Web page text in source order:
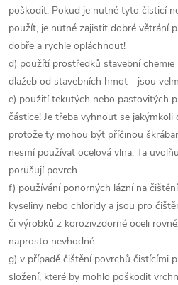
poškodit. Pokud je nutné tyto čisticí
použít, je nutné zajistit dobré větrání
dobře a rychle opláchnout!
d) použítí prostředků stavební
dlažeb od stavebních hmot - jsou
e) použití tekutých nebo pastovitých
částice! Je třeba vyhnout se
protože ty mohou být příčinou
nesmí používat ocelová vlna. Ta
porušují povrch.
f) používání ponorných lázní na
kyseliny nebo chloridy a jsou pro
či výrobků z korozivzdorné oceli
naprosto nevhodné.
g) v případě čištění povrchů čistícími
složení, které by mohlo poškodit